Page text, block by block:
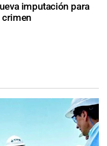
imputación para
crimen